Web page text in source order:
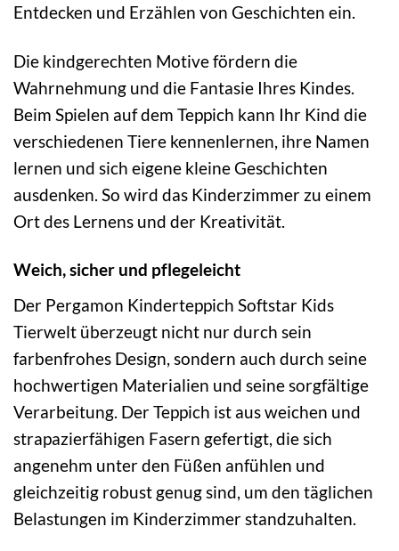
Entdecken und Erzählen von Geschichten ein.
Die kindgerechten Motive fördern die
Wahrnehmung und die Fantasie Ihres Kindes.
Beim Spielen auf dem Teppich kann Ihr Kind die
verschiedenen Tiere kennenlernen, ihre Namen
lernen und sich eigene kleine Geschichten
ausdenken. So wird das Kinderzimmer zu einem
Ort des Lernens und der Kreativität.
Weich, sicher und pflegeleicht
Der Pergamon Kinderteppich Softstar Kids
Tierwelt überzeugt nicht nur durch sein
farbenfrohes Design, sondern auch durch seine
hochwertigen Materialien und seine sorgfältige
Verarbeitung. Der Teppich ist aus weichen und
strapazierfähigen Fasern gefertigt, die sich
angenehm unter den Füßen anfühlen und
gleichzeitig robust genug sind, um den täglichen
Belastungen im Kinderzimmer standzuhalten.